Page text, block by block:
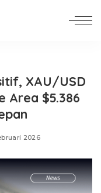
XAU/USD
Area $5.386
2026